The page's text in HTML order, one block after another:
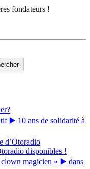
fondateurs !
▶️ 10 ans de solidarité à
d’Otoradio
disponibles !
magicien » ▶️ dans